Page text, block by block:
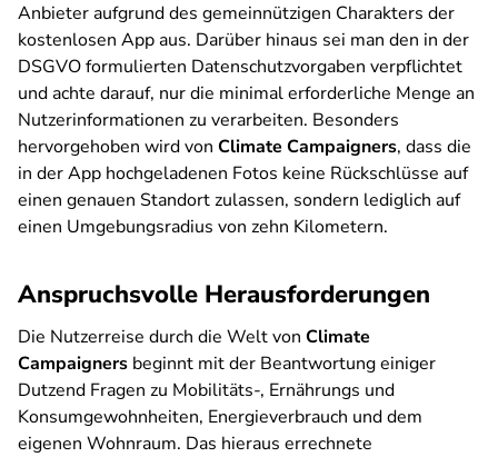
Anbieter aufgrund des gemeinnützigen Charakters der
kostenlosen App aus. Darüber hinaus sei man den in der
DSGVO formulierten Datenschutzvorgaben verpflichtet
und achte darauf, nur die minimal erforderliche Menge an
Nutzerinformationen zu verarbeiten. Besonders
hervorgehoben wird von Climate Campaigners, dass die
in der App hochgeladenen Fotos keine Rückschlüsse auf
einen genauen Standort zulassen, sondern lediglich auf
einen Umgebungsradius von zehn Kilometern.
Anspruchsvolle Herausforderungen
Die Nutzerreise durch die Welt von Climate
Campaigners beginnt mit der Beantwortung einiger
Dutzend Fragen zu Mobilitäts-, Ernährungs und
Konsumgewohnheiten, Energieverbrauch und dem
eigenen Wohnraum. Das hieraus errechnete